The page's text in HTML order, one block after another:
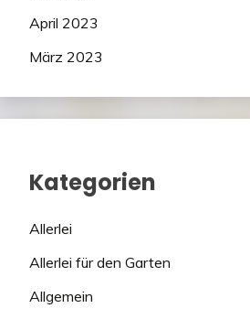
April 2023
März 2023
Kategorien
Allerlei
Allerlei für den Garten
Allgemein